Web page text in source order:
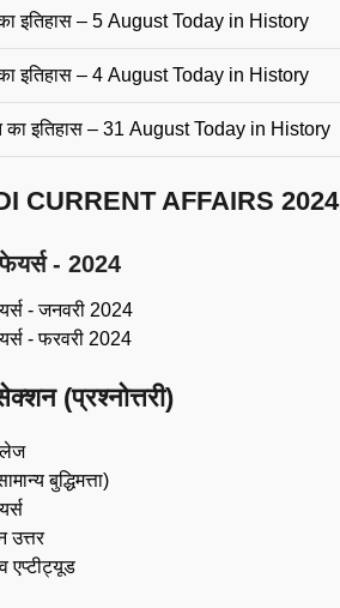
इतिहास – 5 August Today in History
इतिहास – 4 August Today in History
इतिहास – 31 August Today in History
CURRENT AFFAIRS 2024
- 2024
- जनवरी 2024
- फरवरी 2024
(प्रश्नोत्तरी)
बुद्धिमत्ता)
उत्तर
एप्टीट्यूड